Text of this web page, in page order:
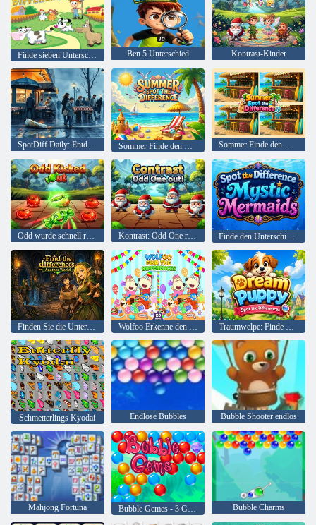
Finde sieben Unterschiede Ben 5 Unterschied Kontrast-Kinder
SpotDiff Daily: Entdecken Sie den Unterschied Sommer Finde den Unterschied
Odd wurde schnell rausgeschmissen Kontrast: Odd One raus! Finde den Unterschied Mystische Meerjungfrauen
Finden Sie die Unterschiede in einer anderen Welt Wolfoo Erkenne den Unterschied Traumwelpe: Finde die Unterschiede
Schmetterlings Kyodai Endlose Bubbles Bubble Shooter endlos
Mahjong Fortuna Bubble Charms